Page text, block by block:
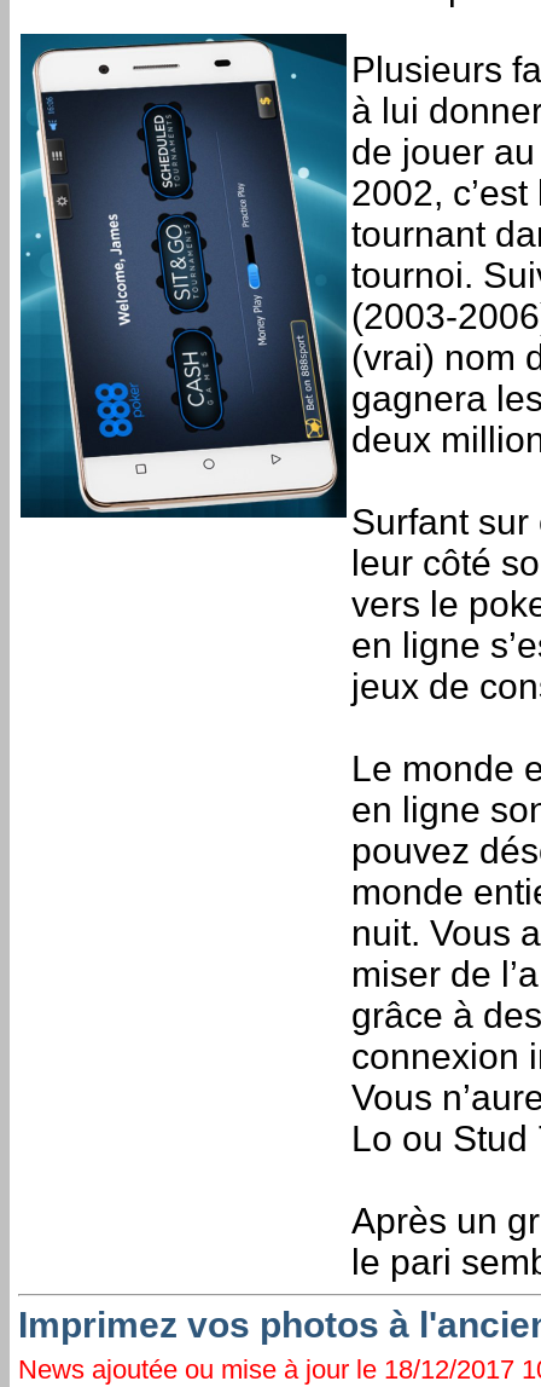
Plusieurs
à lui
de jouer
2002,
tournant
tournoi.
(2003-
(vrai) nom
gagnera
deux
Surfant
leur côté
vers le
en ligne
jeux de
Le monde
en ligne
pouvez
monde
nuit. Vous
miser de
grâce à
connexion
Vous
Lo ou Stud
Après un
le pari
Imprimez vos photos à
News ajoutée ou mise à jour le 18/12/2017